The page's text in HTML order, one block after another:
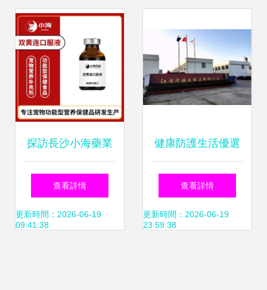
探訪長沙小海藥業
專注寵物健康，打
造貓狗口服雙黃連
查看詳情
更新時間：2026-06-19
09:41:38
健康防護生活優選
仟雅居洗護清潔
劑，打造居家潔凈
查看詳情
更新時間：2026-06-19
23:59:38